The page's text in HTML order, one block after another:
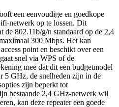
een eenvoudige en goedkope
netwerk op te lossen. Dit
de 802.11b/g/n standaard op de 2,4
300 Mbps. Het kan
point en beschikt over een
snel via WPS of de
mee dat dit een budgetmodel
5 GHz, de snelheden zijn in de
zijn beperkt tot
bestaande 2,4 GHz-netwerk wil
kan deze repeater een goede